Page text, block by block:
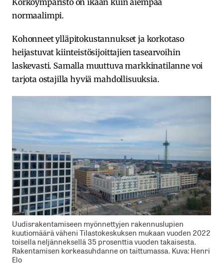
normaalimpi.
Kohonneet ylläpitokustannukset ja korkotaso
heijastuvat kiinteistösijoittajien tasearvoihin
laskevasti. Samalla muuttuva markkinatilanne voi
tarjota ostajilla hyviä mahdollisuuksia.
Uudisrakentamiseen myönnettyjen rakennuslupien
kuutiomäärä väheni Tilastokeskuksen mukaan vuoden 2022
toisella neljänneksellä 35 prosenttia vuoden takaisesta.
Rakentamisen korkeasuhdanne on taittumassa. Kuva: Henri
Elo